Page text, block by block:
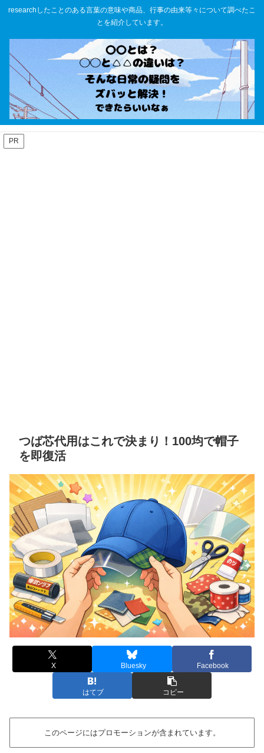
researchしたことのある言葉の意味や商品、行事の由来等々について調べたこ
とを紹介しています。
PR
つば芯代用はこれで決まり！100均で帽子
を即復活
X Bluesky Facebook
はてブ コピー
このページにはプロモーションが含まれています。